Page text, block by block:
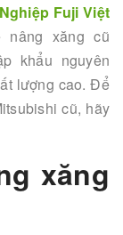
Fuji Việt
xăng cũ
khẩu nguyên
lượng cao. Để
cũ, hãy
xăng